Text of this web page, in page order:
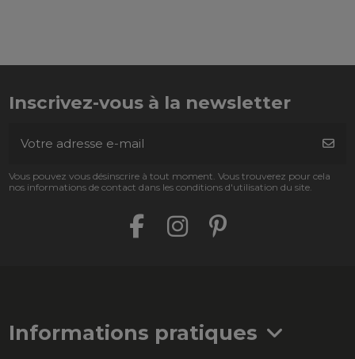
Inscrivez-vous à la newsletter
Vous pouvez vous désinscrire à tout moment. Vous trouverez pour cela
nos informations de contact dans les conditions d'utilisation du site.
Informations pratiques